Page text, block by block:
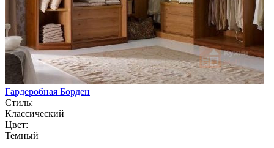
Гардеробная Борден
Стиль:
Классический
Цвет:
Темный